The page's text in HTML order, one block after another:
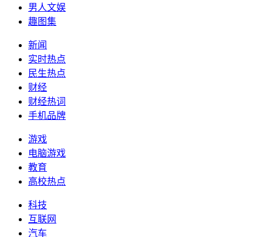
男人文娱
趣图集
新闻
实时热点
民生热点
财经
财经热词
手机品牌
游戏
电脑游戏
教育
高校热点
科技
互联网
汽车